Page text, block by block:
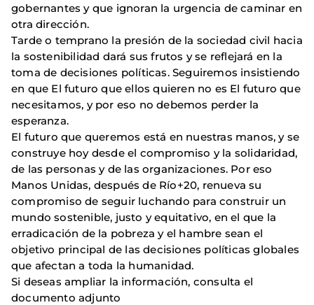
gobernantes y que ignoran la urgencia de caminar en
otra dirección.
Tarde o temprano la presión de la sociedad civil hacia
la sostenibilidad dará sus frutos y se reflejará en la
toma de decisiones políticas. Seguiremos insistiendo
en que El futuro que ellos quieren no es El futuro que
necesitamos, y por eso no debemos perder la
esperanza.
El futuro que queremos está en nuestras manos, y se
construye hoy desde el compromiso y la solidaridad,
de las personas y de las organizaciones. Por eso
Manos Unidas, después de Río+20, renueva su
compromiso de seguir luchando para construir un
mundo sostenible, justo y equitativo, en el que la
erradicación de la pobreza y el hambre sean el
objetivo principal de las decisiones políticas globales
que afectan a toda la humanidad.
Si deseas ampliar la información, consulta el
documento adjunto